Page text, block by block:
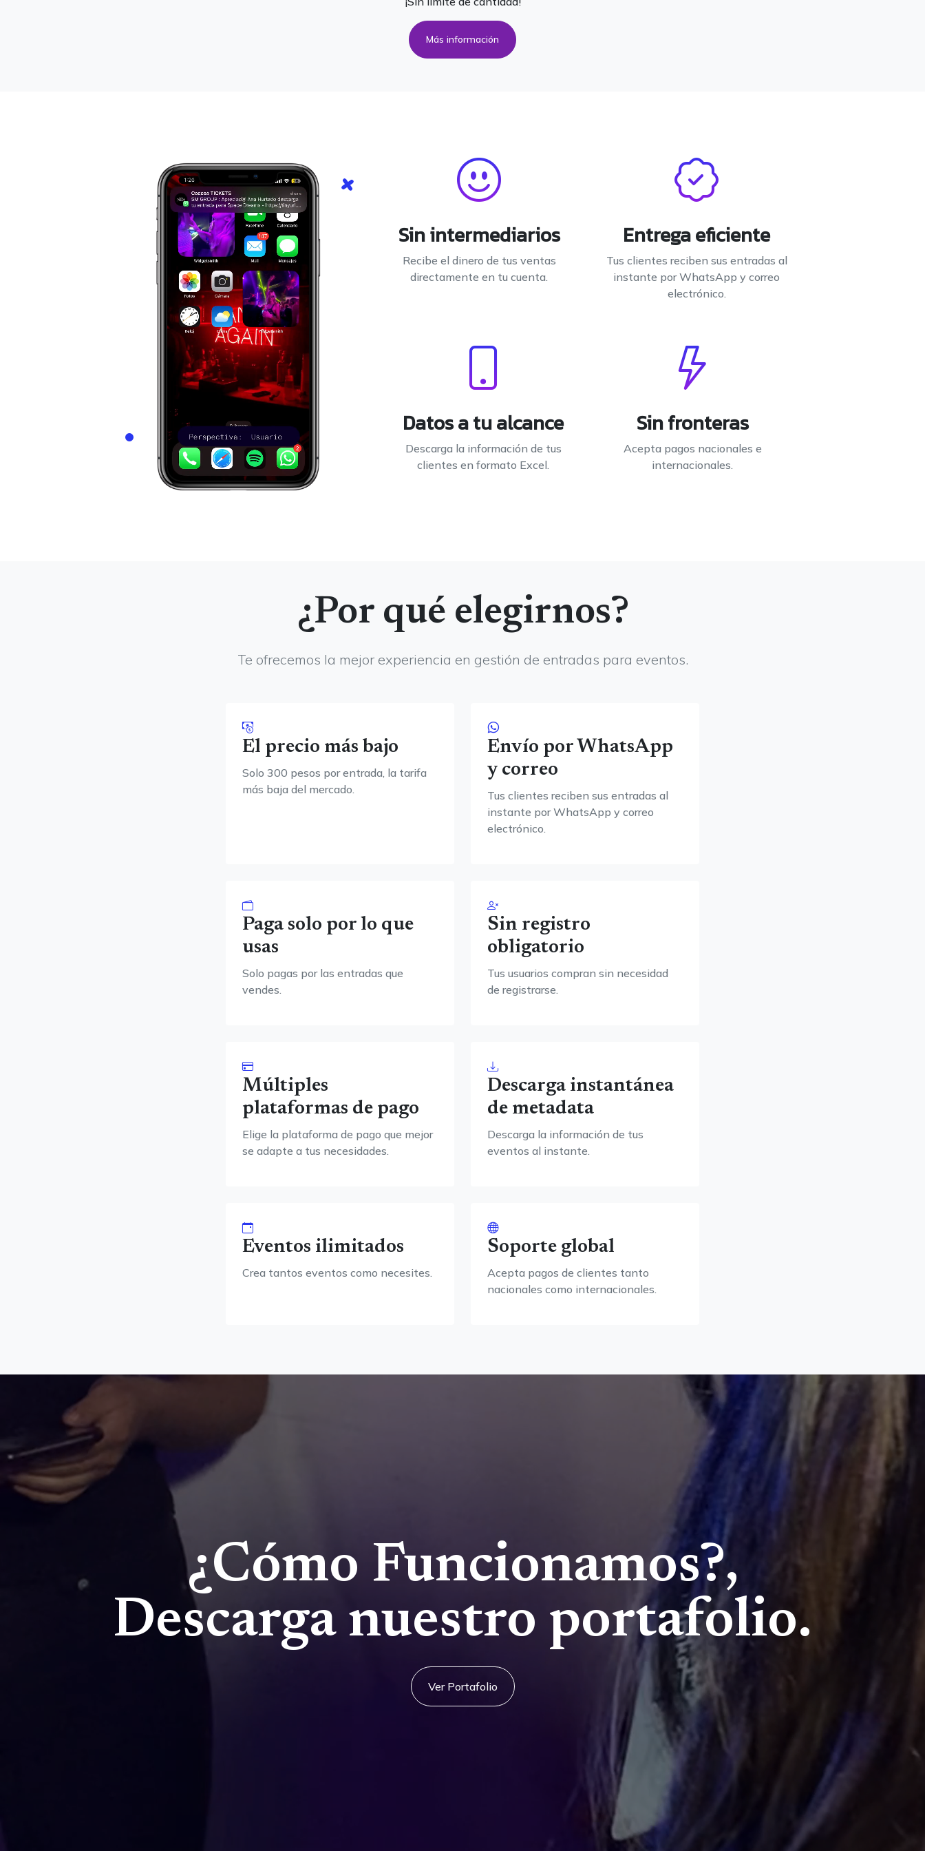
Más información
Sin intermediarios
Recibe el dinero de tus ventas
directamente en tu cuenta.
Entrega eficiente
Tus clientes reciben sus entradas al
instante por WhatsApp y correo
electrónico.
Datos a tu alcance
Descarga la información de tus
clientes en formato Excel.
Sin fronteras
Acepta pagos nacionales e
internacionales.
¿Por qué elegirnos?
Te ofrecemos la mejor experiencia en gestión de entradas para eventos.
El precio más bajo
Solo 300 pesos por entrada, la tarifa
más baja del mercado.
Envío por WhatsApp
y correo
Tus clientes reciben sus entradas al
instante por WhatsApp y correo
electrónico.
Paga solo por lo que
usas
Solo pagas por las entradas que
vendes.
Sin registro
obligatorio
Tus usuarios compran sin necesidad
de registrarse.
Múltiples
plataformas de pago
Elige la plataforma de pago que mejor
se adapte a tus necesidades.
Descarga instantánea
de metadata
Descarga la información de tus
eventos al instante.
Eventos ilimitados
Crea tantos eventos como necesites.
Soporte global
Acepta pagos de clientes tanto
nacionales como internacionales.
¿Cómo Funcionamos?,
Descarga nuestro portafolio.
Ver Portafolio